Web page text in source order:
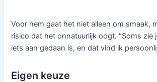
Voor hem gaat het niet alleen om smaak,
risico dat het onnatuurlijk oogt. “Soms zie
iets aan gedaan is, en dat vind ik
Eigen keuze